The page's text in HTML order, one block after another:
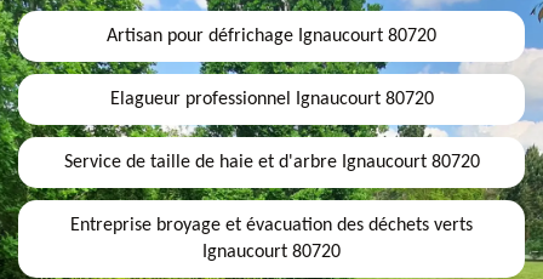
Artisan pour défrichage Ignaucourt 80720
Elagueur professionnel Ignaucourt 80720
Service de taille de haie et d'arbre Ignaucourt 80720
Entreprise broyage et évacuation des déchets verts
Ignaucourt 80720